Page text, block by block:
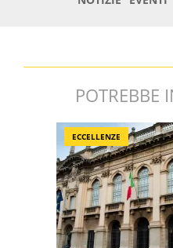
POTREBBE
ECCELLENZE